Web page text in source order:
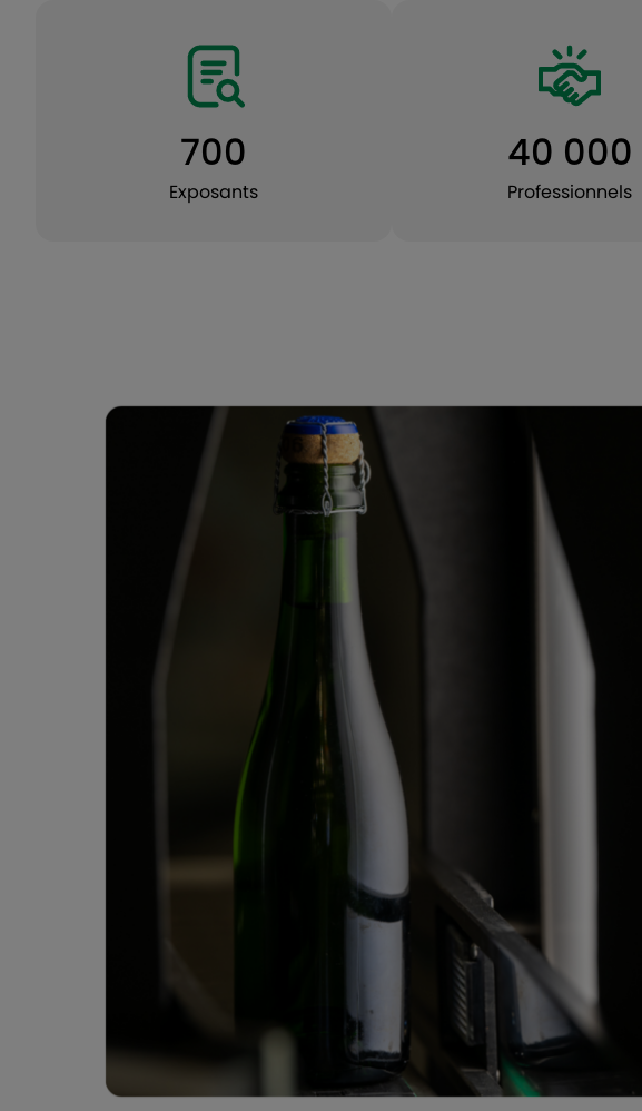
700
Exposants
40 000
Professionnels